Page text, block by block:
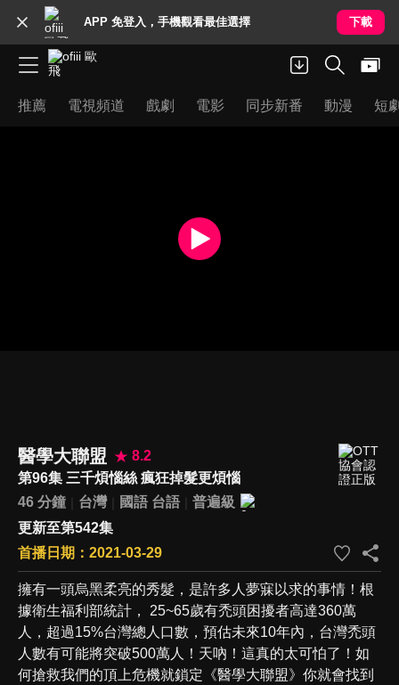
APP 免登入，手機觀看最佳選擇 下載
推薦 電視頻道 戲劇 電影 同步新番 動漫 短
醫學大聯盟
8.2
第96集 三千煩惱絲 瘋狂掉髮更煩惱
46 分鐘
台灣 國語 台語
普遍級
更新至第542集
首播日期：2021-03-29
擁有一頭烏黑柔亮的秀髮，是許多人夢寐以求的事情！根
據衛生福利部統計， 25~65歲有禿頭困擾者高達360萬
人，超過15%台灣總人口數，預估未來10年內，台灣禿頭
人數有可能將突破500萬人！天吶！這真的太可怕了！如
何搶救我們的頂上危機就鎖定《醫學大聯盟》你就會找到